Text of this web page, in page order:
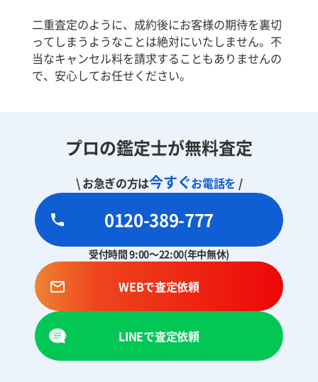
二重査定のように、成約後にお客様の期待を裏切
ってしまうようなことは絶対にいたしません。不
当なキャンセル料を請求することもありませんの
で、安心してお任せください。
プロの鑑定士が無料査定
\ お急ぎの方は今すぐお電話を /
0120-389-777
受付時間 9:00～22:00(年中無休)
WEBで査定依頼
LINEで査定依頼